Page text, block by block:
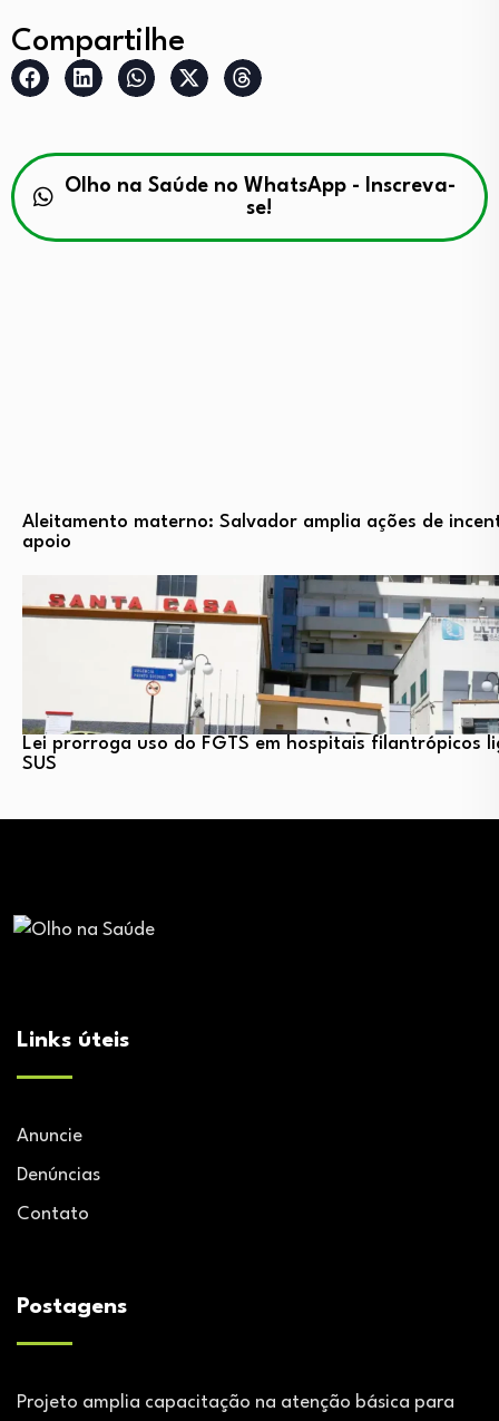
Compartilhe
Olho na Saúde no WhatsApp - Inscreva-
se!
Aleitamento materno: Salvador amplia ações de
apoio
Lei prorroga uso do FGTS em hospitais filantrópicos
SUS
Links úteis
Anuncie
Denúncias
Contato
Postagens
Projeto amplia capacitação na atenção básica para